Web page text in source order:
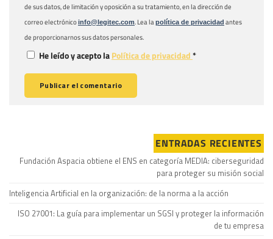
de sus datos, de limitación y oposición a su tratamiento, en la dirección de
correo electrónicoinfo@legitec.com. Lea lapolítica de privacidad antes
de proporcionarnos sus datos personales.
He leído y acepto laPolítica de privacidad*
ENTRADAS RECIENTES
Fundación Aspacia obtiene el ENS en categoría MEDIA: ciberseguridad
para proteger su misión social
Inteligencia Artificial en la organización: de la norma a la acción
ISO 27001: La guía para implementar un SGSI y proteger la información
de tu empresa